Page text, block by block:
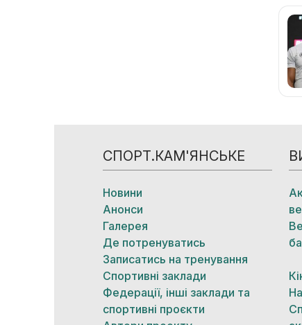
СПОРТ.КАМ'ЯНСЬКЕ
Новини
Анонси
Галерея
Де потренуватись
Записатись на тренування
Спортивні заклади
Федерації, інші заклади та
спортивні проєкти